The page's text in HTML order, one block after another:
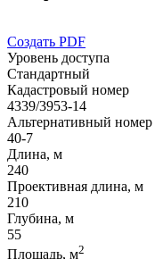
Создать PDF
Уровень доступа
Стандартный
Кадастровый номер
4339/3953-14
Альтернативный номер
40-7
Длина, м
240
Проективная длина, м
210
Глубина, м
55
Площадь, м2